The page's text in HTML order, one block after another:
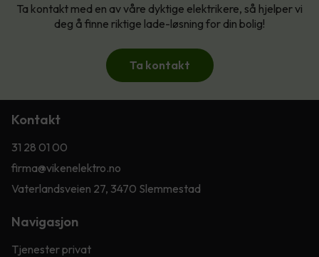
Ta kontakt med en av våre dyktige elektrikere, så hjelper vi
deg å finne riktige lade-løsning for din bolig!
Ta kontakt
Kontakt
31 28 01 00
firma@vikenelektro.no
Vaterlandsveien 27, 3470 Slemmestad
Navigasjon
Tjenester privat